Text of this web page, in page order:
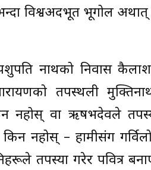
विश्वअदभूत भूगोल अर्थात्
पशुपति नाथको निवास
तपस्थली
नहोस् वा ऋषभदेवले
नहोस् – हामीसंग
तपस्या गरेर पवित्र